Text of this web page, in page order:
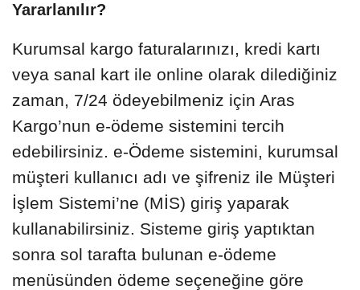
Yararlanılır?
Kurumsal kargo faturalarınızı, kredi kartı
veya sanal kart ile online olarak dilediğiniz
zaman, 7/24 ödeyebilmeniz için Aras
Kargo’nun e-ödeme sistemini tercih
edebilirsiniz. e-Ödeme sistemini, kurumsal
müşteri kullanıcı adı ve şifreniz ile Müşteri
İşlem Sistemi’ne (MİS) giriş yaparak
kullanabilirsiniz. Sisteme giriş yaptıktan
sonra sol tarafta bulunan e-ödeme
menüsünden ödeme seçeneğine göre